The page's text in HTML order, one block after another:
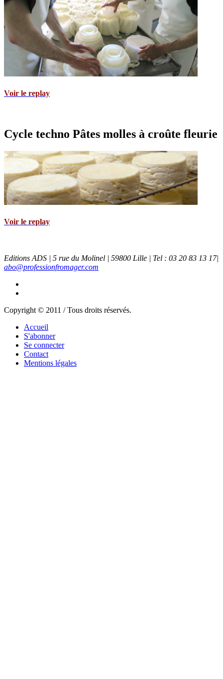
Voir le replay
Cycle techno Pâtes molles à croûte fleurie
Voir le replay
Editions ADS | 5 rue du Molinel | 59800 Lille | Tel : 03 20 83 13 17|
abo@professionfromager.com
Copyright © 2011 / Tous droits réservés.
Accueil
S'abonner
Se connecter
Contact
Mentions légales